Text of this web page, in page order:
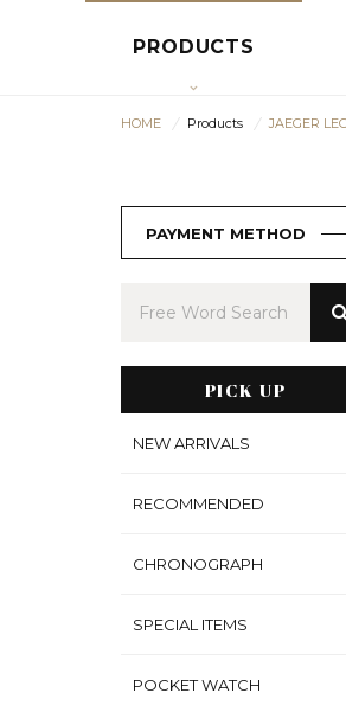
PRODUCTS
HOME Products JAEGER
PAYMENT METHOD
PICK UP
NEW ARRIVALS
RECOMMENDED
CHRONOGRAPH
SPECIAL ITEMS
POCKET WATCH